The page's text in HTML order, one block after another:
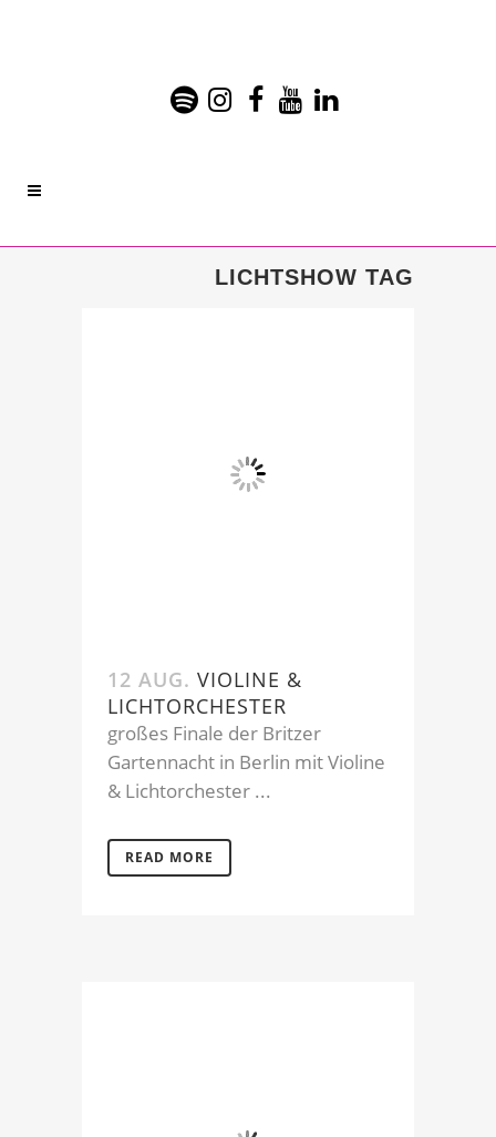
LICHTSHOW TAG
12 AUG. VIOLINE &
LICHTORCHESTER
großes Finale der Britzer
Gartennacht in Berlin mit Violine
& Lichtorchester ...
READ MORE